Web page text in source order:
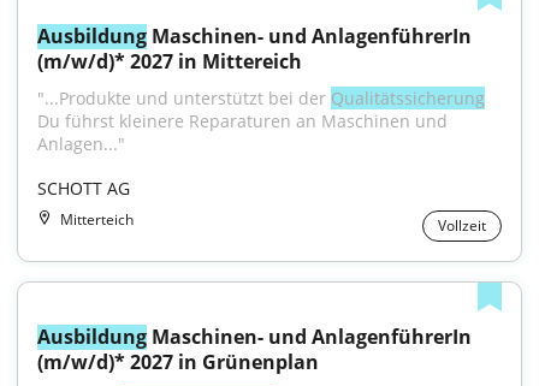
Ausbildung Maschinen- und AnlagenführerIn
(m/w/d)* 2027 in Mittereich
"...Produkte und unterstützt bei der Qualitätssicherung
Du führst kleinere Reparaturen an Maschinen und
Anlagen..."
SCHOTT AG
Mitterteich Vollzeit
Ausbildung Maschinen- und AnlagenführerIn
(m/w/d)* 2027 in Grünenplan